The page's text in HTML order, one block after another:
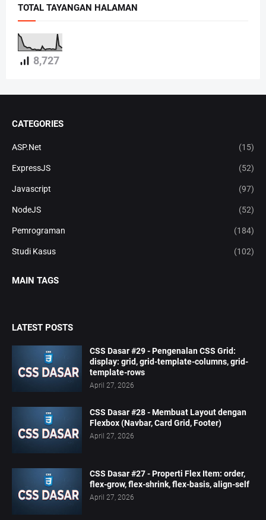
TOTAL TAYANGAN HALAMAN
8,727
CATEGORIES
ASP.Net (15)
ExpressJS (52)
Javascript (97)
NodeJS (52)
Pemrograman (184)
Studi Kasus (102)
MAIN TAGS
LATEST POSTS
CSS Dasar #29 - Pengenalan CSS Grid:
display: grid, grid-template-columns, grid-
template-rows
April 27, 2026
CSS Dasar #28 - Membuat Layout dengan
Flexbox (Navbar, Card Grid, Footer)
April 27, 2026
CSS Dasar #27 - Properti Flex Item: order,
flex-grow, flex-shrink, flex-basis, align-self
April 27, 2026